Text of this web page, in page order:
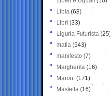
Libia (68)
Libri (33)
Liguria Futurista
mafia (543)
manifesto (7)
Margherita (16)
Maroni (171)
Mastella (16)